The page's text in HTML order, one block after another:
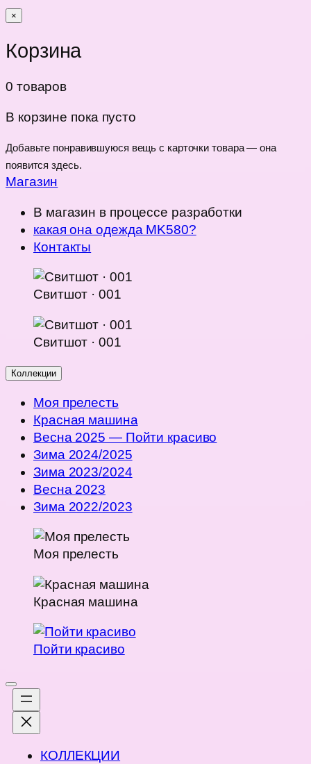
×
Корзина
0 товаров
В корзине пока пусто
Добавьте понравившуюся вещь с карточки товара — она
появится здесь.
Магазин
В магазин в процессе разработки
какая она одежда MK580?
Контакты
Свитшот · 001
Свитшот · 001
Коллекции
Моя прелесть
Красная машина
Весна 2025 — Пойти красиво
Зима 2024/2025
Зима 2023/2024
Весна 2023
Зима 2022/2023
Моя прелесть
Красная машина
Пойти красиво
Перейти
содержимому
КОЛЛЕКЦИИ